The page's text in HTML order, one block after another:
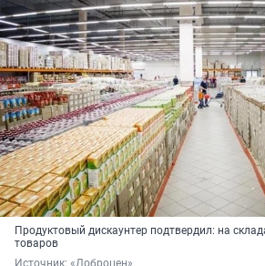
Продуктовый дискаунтер подтвердил: на
товаров
Источник: «Доброцен»